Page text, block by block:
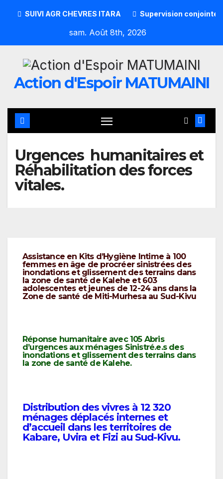
SUIVI AGR CHEVRES ITARA Supervision conjointe
sam. Août 8th, 2026
Action d'Espoir MATUMAINI
Urgences humanitaires et
Réhabilitation des forces
vitales.
Assistance en Kits d’Hygiène Intime à 100
femmes en âge de procréer sinistrées des
inondations et glissement des terrains dans
la zone de santé de Kalehe et 603
adolescentes et jeunes de 12-24 ans dans la
Zone de santé de Miti-Murhesa au Sud-Kivu
Réponse humanitaire avec 105 Abris
d’urgences aux ménages Sinistré.e.s des
inondations et glissement des terrains dans
la zone de santé de Kalehe.
Distribution des vivres à 12 320
ménages déplacés internes et
d’accueil dans les territoires de
Kabare, Uvira et Fizi au Sud-Kivu.